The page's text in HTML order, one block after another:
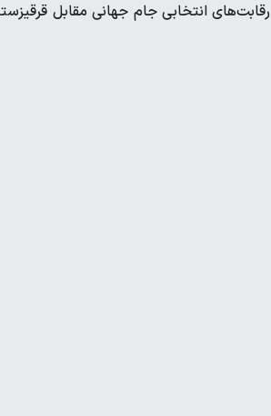
برگشت رقابت‌های انتخابی جام جهانی مقابل